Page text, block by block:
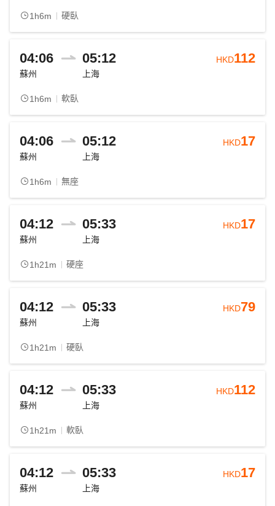
1h6m 硬臥
04:06 05:12
蘇州 上海
1h6m 軟臥
HKD112
04:06 05:12
蘇州 上海
1h6m 無座
HKD17
04:12 05:33
蘇州 上海
1h21m 硬座
HKD17
04:12 05:33
蘇州 上海
1h21m 硬臥
HKD79
04:12 05:33
蘇州 上海
1h21m 軟臥
HKD112
04:12 05:33
蘇州 上海
HKD17